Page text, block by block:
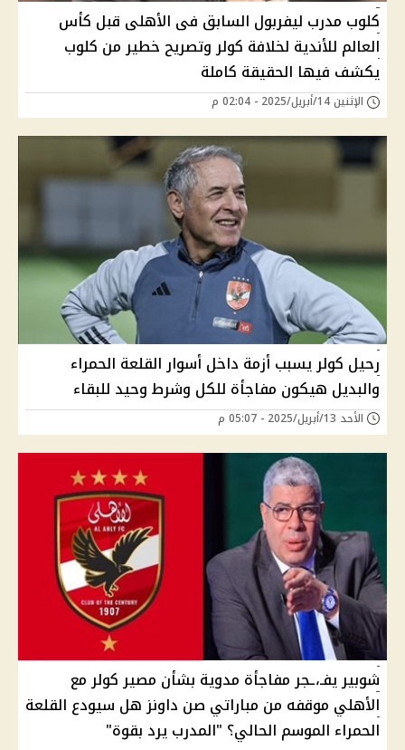
كلوب مدرب ليفربول السابق فى الأهلى قبل كأس
العالم للأندية لخلافة كولر وتصريح خطير من كلوب
يكشف فيها الحقيقة كاملة
الإثنين 14/أبريل/2025 - 02:04 م
رحيل كولر يسبب أزمة داخل أسوار القلعة الحمراء
والبديل هيكون مفاجأة للكل وشرط وحيد للبقاء
الأحد 13/أبريل/2025 - 05:07 م
شوبير يفـ،ـجر مفاجأة مدوية بشأن مصير كولر مع
الأهلي موقفه من مباراتي صن داونز هل سيودع القلعة
الحمراء الموسم الحالي؟ "المدرب يرد بقوة"